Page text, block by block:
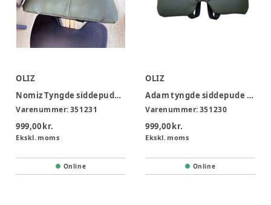
OLIZ
Nomiz Tyngde siddepude - Hård
Varenummer:351231
999,00 kr.
Ekskl. moms
Online
OLIZ
Adam tyngde siddepude - Blød
Varenummer:351230
999,00 kr.
Ekskl. moms
Online